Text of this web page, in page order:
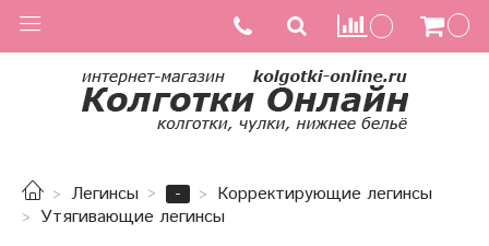
Легинсы -
Корректирующие легинсы
Утягивающие легинсы